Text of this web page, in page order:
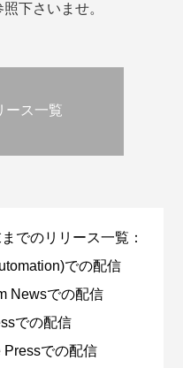
下さいませ。
ース一覧
でのリリース一覧：
での配信
Newsでの配信
での配信
Pressでの配信